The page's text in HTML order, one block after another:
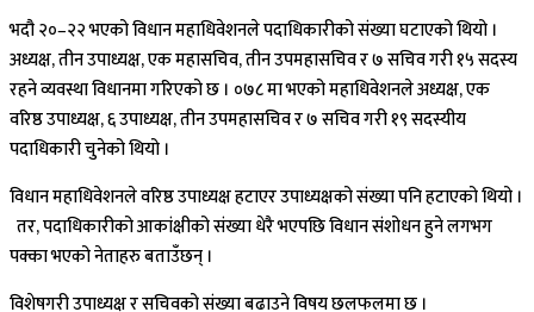
भदौ २०–२२ भएको विधान महाधिवेशनले पदाधिकारीको संख्या घटाएको थियो ।
अध्यक्ष, तीन उपाध्यक्ष, एक महासचिव, तीन उपमहासचिव र ७ सचिव गरी १५ सदस्य
रहने व्यवस्था विधानमा गरिएको छ । ०७८ मा भएको महाधिवेशनले अध्यक्ष, एक
वरिष्ठ उपाध्यक्ष, ६ उपाध्यक्ष, तीन उपमहासचिव र ७ सचिव गरी १९ सदस्यीय
पदाधिकारी चुनेको थियो ।
विधान महाधिवेशनले वरिष्ठ उपाध्यक्ष हटाएर उपाध्यक्षको संख्या पनि हटाएको थियो ।
तर, पदाधिकारीको आकांक्षीको संख्या धेरै भएपछि विधान संशोधन हुने लगभग
पक्का भएको नेताहरु बताउँछन् ।
विशेषगरी उपाध्यक्ष र सचिवको संख्या बढाउने विषय छलफलमा छ ।